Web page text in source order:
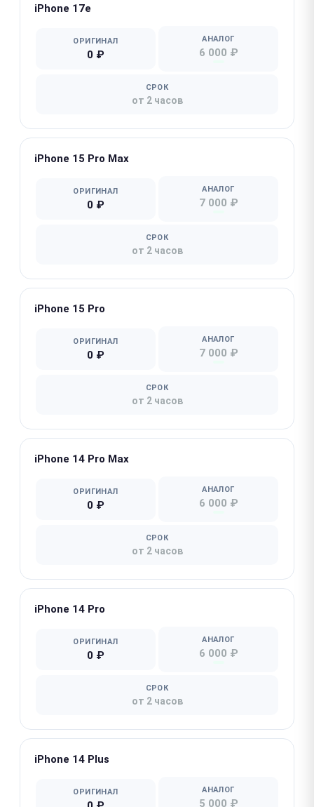
iPhone 17e
ОРИГИНАЛ
0 ₽
АНАЛОГ
6 000 ₽
СРОК
от 2 часов
iPhone 15 Pro Max
ОРИГИНАЛ
0 ₽
АНАЛОГ
7 000 ₽
СРОК
от 2 часов
iPhone 15 Pro
ОРИГИНАЛ
0 ₽
АНАЛОГ
7 000 ₽
СРОК
от 2 часов
iPhone 14 Pro Max
ОРИГИНАЛ
0 ₽
АНАЛОГ
6 000 ₽
СРОК
от 2 часов
iPhone 14 Pro
ОРИГИНАЛ
0 ₽
АНАЛОГ
6 000 ₽
СРОК
от 2 часов
iPhone 14 Plus
ОРИГИНАЛ АНАЛОГ
5 000 ₽